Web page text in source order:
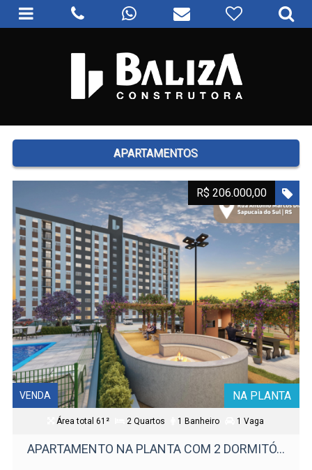
APARTAMENTOS
NA PLANTA
R$ 206.000,00
VENDA
Área total 61² 2 Quartos 1 Banheiro 1 Vaga
APARTAMENTO NA PLANTA COM 2 DORMITÓ...